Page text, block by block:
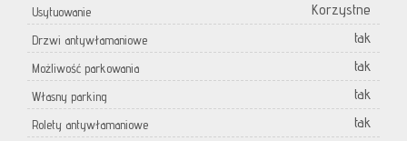
Usytuowanie Korzystne
Drzwi antywłamaniowe tak
Możliwość parkowania tak
Własny parking tak
Rolety antywłamaniowe tak